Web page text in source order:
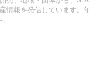
情報を発信しています。